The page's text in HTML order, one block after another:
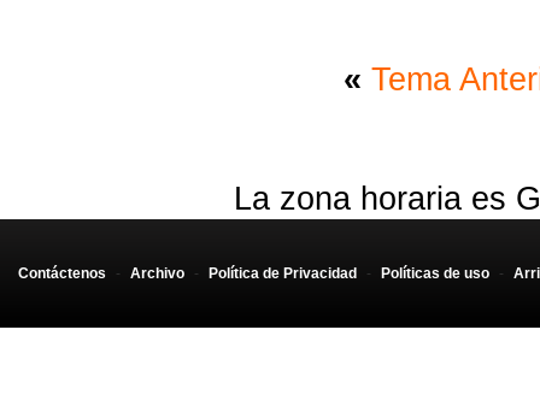
« Tema
La zona horaria es
Contáctenos - Archivo - Política de Privacidad - Políticas de uso -